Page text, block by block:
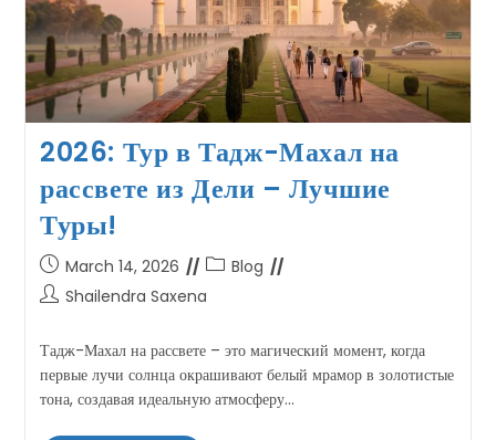
2026: Тур в Тадж-Махал на
рассвете из Дели – Лучшие
Туры!
March 14, 2026
Blog
Shailendra Saxena
Тадж-Махал на рассвете – это магический момент, когда
первые лучи солнца окрашивают белый мрамор в золотистые
тона, создавая идеальную атмосферу…